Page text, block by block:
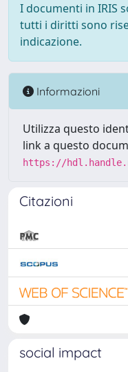
I documenti in IRIS
tutti i diritti sono
indicazione.
Informazioni
Utilizza questo
link a questo
https://
Citazioni
social impact